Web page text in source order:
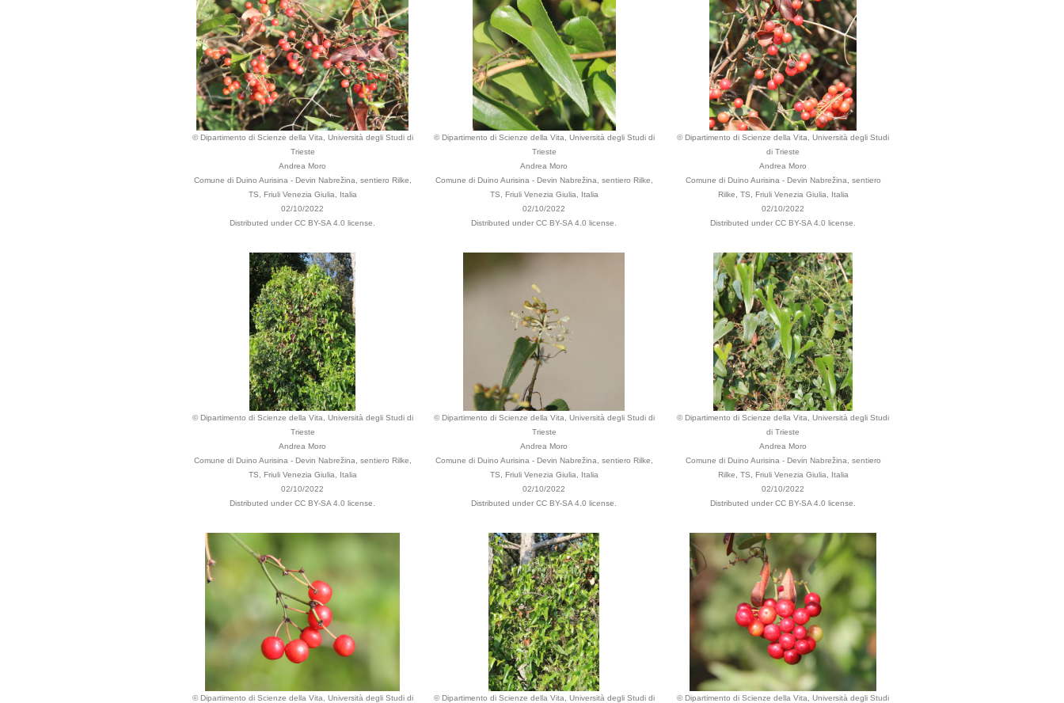
© Dipartimento di Scienze della Vita, Università degli Studi di
Trieste
Andrea Moro
Comune di Duino Aurisina - Devin Nabrežina, sentiero Rilke,
TS, Friuli Venezia Giulia, Italia
02/10/2022
Distributed under CC BY-SA 4.0 license.
© Dipartimento di Scienze della Vita, Università degli Studi di
Trieste
Andrea Moro
Comune di Duino Aurisina - Devin Nabrežina, sentiero Rilke,
TS, Friuli Venezia Giulia, Italia
02/10/2022
Distributed under CC BY-SA 4.0 license.
© Dipartimento di Scienze della Vita, Università degli Studi
di Trieste
Andrea Moro
Comune di Duino Aurisina - Devin Nabrežina, sentiero
Rilke, TS, Friuli Venezia Giulia, Italia
02/10/2022
Distributed under CC BY-SA 4.0 license.
© Dipartimento di Scienze della Vita, Università degli Studi di
Trieste
Andrea Moro
Comune di Duino Aurisina - Devin Nabrežina, sentiero Rilke,
TS, Friuli Venezia Giulia, Italia
02/10/2022
Distributed under CC BY-SA 4.0 license.
© Dipartimento di Scienze della Vita, Università degli Studi di
Trieste
Andrea Moro
Comune di Duino Aurisina - Devin Nabrežina, sentiero Rilke,
TS, Friuli Venezia Giulia, Italia
02/10/2022
Distributed under CC BY-SA 4.0 license.
© Dipartimento di Scienze della Vita, Università degli Studi
di Trieste
Andrea Moro
Comune di Duino Aurisina - Devin Nabrežina, sentiero
Rilke, TS, Friuli Venezia Giulia, Italia
02/10/2022
Distributed under CC BY-SA 4.0 license.
© Dipartimento di Scienze della Vita, Università degli Studi di
© Dipartimento di Scienze della Vita, Università degli Studi di
© Dipartimento di Scienze della Vita, Università degli Studi